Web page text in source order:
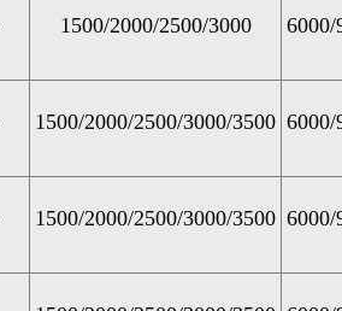
1500/2000/2500/3000 6000/
1500/2000/2500/3000/3500 6000/
1500/2000/2500/3000/3500 6000/